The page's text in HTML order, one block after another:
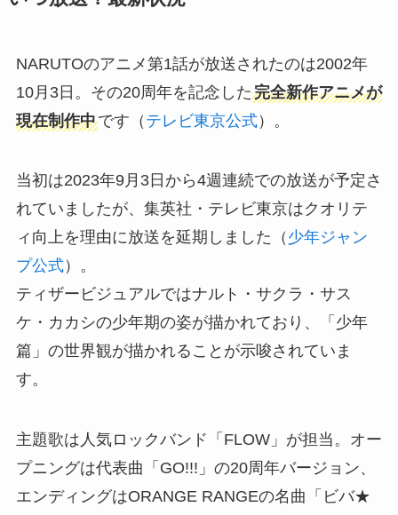
NARUTOのアニメ第1話が放送されたのは2002年
10月3日。その20周年を記念した完全新作アニメが
現在制作中です（ テレビ東京公式）。
当初は2023年9月3日から4週連続での放送が予定さ
れていましたが、集英社・テレビ東京はクオリテ
ィ向上を理由に放送を延期しました（ 少年ジャン
プ公式）。
ティザービジュアルではナルト・サクラ・サス
ケ・カカシの少年期の姿が描かれており、「少年
篇」の世界観が描かれることが示唆されていま
す。
主題歌は人気ロックバンド「FLOW」が担当。オー
プニングは代表曲「GO!!!」の20周年バージョン、
エンディングはORANGE RANGEの名曲「ビバ★